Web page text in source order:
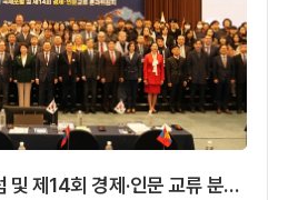
2023 NEAR 국제포럼 및 제14회 경제·인문 교류 분과위원회